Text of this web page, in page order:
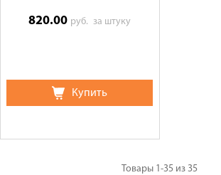
820.00 руб.за штуку
Купить
Товары 1-35 из 35